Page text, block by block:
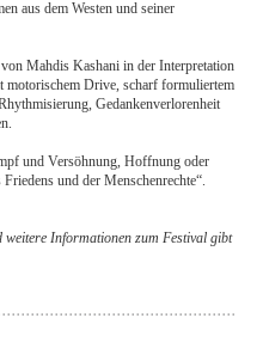
aus dem Westen und seiner
Mahdis Kashani in der Interpretation
motorischem Drive, scharf formuliertem
Gedankenverlorenheit
und Versöhnung, Hoffnung oder
und der Menschenrechte“.
weitere Informationen zum Festival gibt